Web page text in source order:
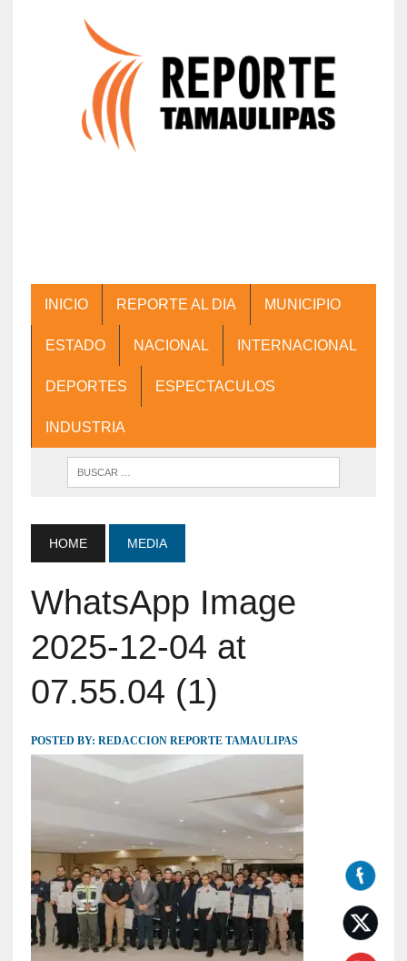
INICIO REPORTE AL DIA MUNICIPIO
ESTADO NACIONAL INTERNACIONAL
DEPORTES ESPECTACULOS
INDUSTRIA
HOME MEDIA
WhatsApp Image
2025-12-04 at
07.55.04 (1)
POSTED BY: REDACCION REPORTE TAMAULIPAS